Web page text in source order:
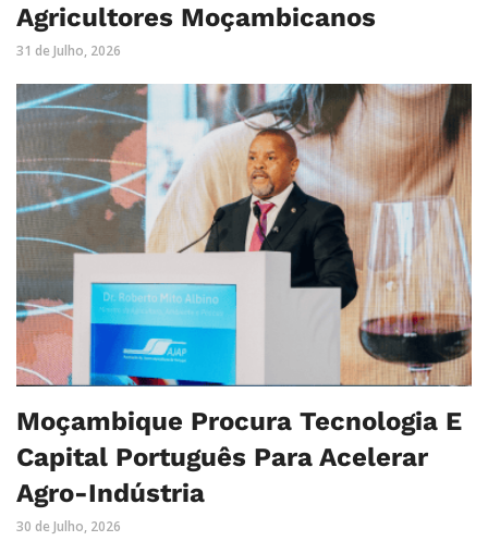
Agricultores Moçambicanos
31 de Julho, 2026
Moçambique Procura Tecnologia E
Capital Português Para Acelerar
Agro-Indústria
30 de Julho, 2026